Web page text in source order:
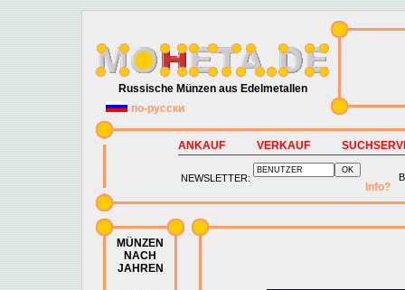
Russische Münzen aus Edelmetallen
по-русски
ANKAUF VERKAUF
NEWSLETTER:
Info?
MÜNZEN
NACH
JAHREN